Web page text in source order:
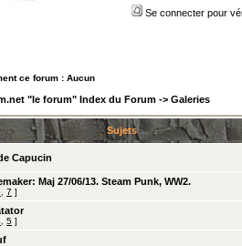
Se connecter pour
ce forum : Aucun
"le forum" Index du Forum -> Galeries
Sujets
Capucin
Maj 27/06/13. Steam Punk, WW2.
7 ]
5 ]